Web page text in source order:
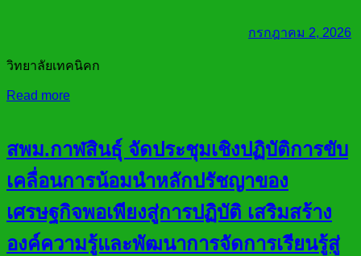
กรกฎาคม 2, 2026
วิทยาลัยเทคนิคก
Read more
สพม.กาฬสินธุ์ จัดประชุมเชิงปฏิบัติการขับ
เคลื่อนการน้อมนำหลักปรัชญาของ
เศรษฐกิจพอเพียงสู่การปฏิบัติ เสริมสร้าง
องค์ความรู้และพัฒนาการจัดการเรียนรู้สู่